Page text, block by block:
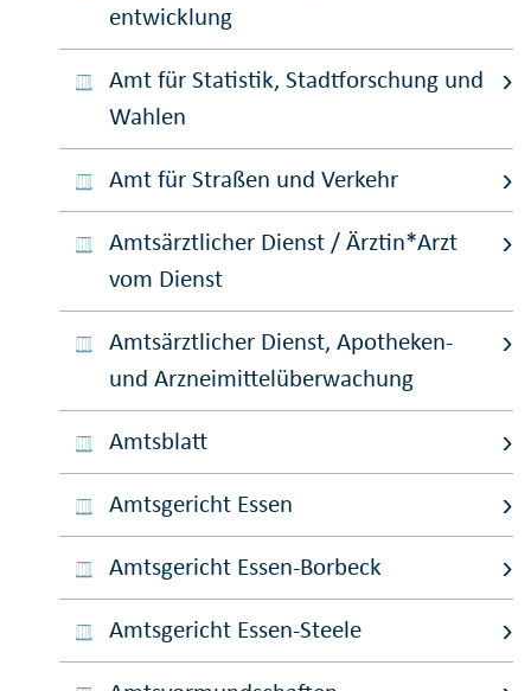
entwicklung
Amt für Statistik, Stadtforschung und
Wahlen
Amt für Straßen und Verkehr
Amtsärztlicher Dienst / Ärztin*Arzt
vom Dienst
Amtsärztlicher Dienst, Apotheken-
und Arzneimittelüberwachung
Amtsblatt
Amtsgericht Essen
Amtsgericht Essen-Borbeck
Amtsgericht Essen-Steele